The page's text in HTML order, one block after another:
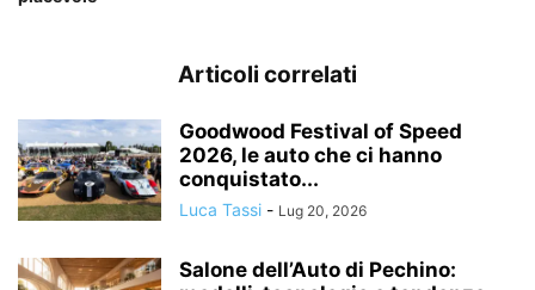
Articoli correlati
Goodwood Festival of Speed
2026, le auto che ci hanno
conquistato...
Luca Tassi - Lug 20, 2026
Salone dell’Auto di Pechino: